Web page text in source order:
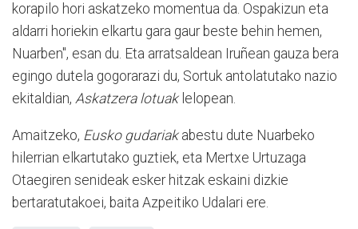
korapilo hori askatzeko momentua da. Ospakizun eta
aldarri horiekin elkartu gara gaur beste behin hemen,
Nuarben", esan du. Eta arratsaldean Iruñean gauza bera
egingo dutela gogorarazi du, Sortuk antolatutako nazio
ekitaldian, Askatzera lotuaklelopean.
Amaitzeko, Eusko gudariakabestu dute Nuarbeko
hilerrian elkartutako guztiek, eta Mertxe Urtuzaga
Otaegiren senideak esker hitzak eskaini dizkie
bertaratutakoei, baita Azpeitiko Udalari ere.